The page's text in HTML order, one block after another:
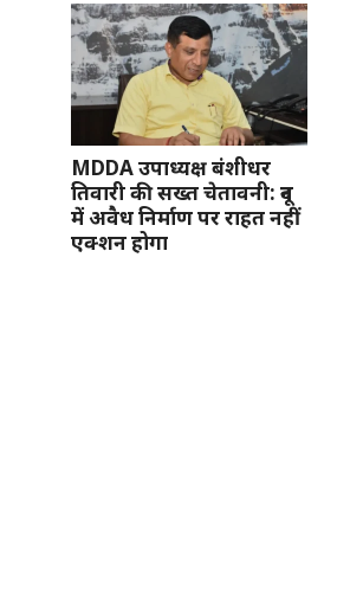
MDDA उपाध्यक्ष बंशीधर
तिवारी की सख्त चेतावनी: दून
में अवैध निर्माण पर राहत नहीं
एक्शन होगा